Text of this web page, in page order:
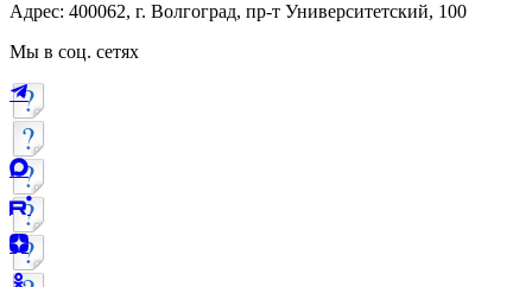
Адрес: 400062, г. Волгоград, пр-т Университетский, 100
Мы в соц. сетях